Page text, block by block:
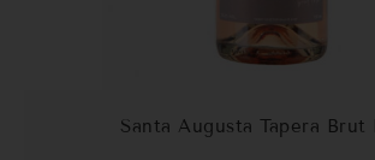
Santa Augusta Tapera Brut